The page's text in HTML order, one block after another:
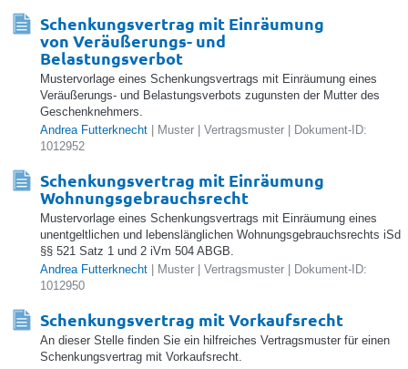
Schenkungsvertrag mit Einräumung
von Veräußerungs- und
Belastungsverbot
Mustervorlage eines Schenkungsvertrags mit Einräumung eines
Veräußerungs- und Belastungsverbots zugunsten der Mutter des
Geschenknehmers.
Andrea Futterknecht | Muster | Vertragsmuster | Dokument-ID:
1012952
Schenkungsvertrag mit Einräumung
Wohnungsgebrauchsrecht
Mustervorlage eines Schenkungsvertrags mit Einräumung eines
unentgeltlichen und lebenslänglichen Wohnungsgebrauchsrechts iSd
§§ 521 Satz 1 und 2 iVm 504 ABGB.
Andrea Futterknecht | Muster | Vertragsmuster | Dokument-ID:
1012950
Schenkungsvertrag mit Vorkaufsrecht
An dieser Stelle finden Sie ein hilfreiches Vertragsmuster für einen
Schenkungsvertrag mit Vorkaufsrecht.